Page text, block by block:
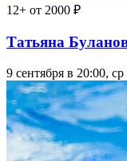
12+ от 2000 ₽
Татьяна
9 сентября в 20:00, ср